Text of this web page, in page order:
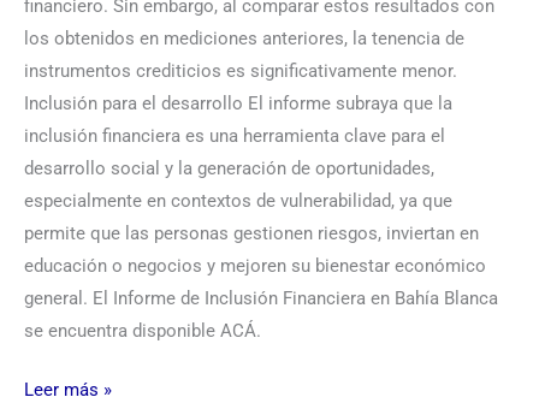
financiero. Sin embargo, al comparar estos resultados con
los obtenidos en mediciones anteriores, la tenencia de
instrumentos crediticios es significativamente menor.
Inclusión para el desarrollo El informe subraya que la
inclusión financiera es una herramienta clave para el
desarrollo social y la generación de oportunidades,
especialmente en contextos de vulnerabilidad, ya que
permite que las personas gestionen riesgos, inviertan en
educación o negocios y mejoren su bienestar económico
general. El Informe de Inclusión Financiera en Bahía Blanca
se encuentra disponible ACÁ.
Leer más »